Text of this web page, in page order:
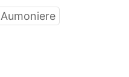
Aumoniere